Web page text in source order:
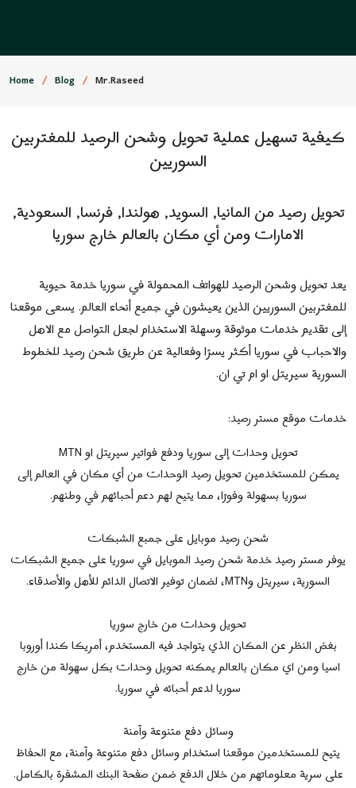
Home Blog Mr.Raseed
كيفية تسهيل عملية تحويل وشحن الرصيد للمغتربين
السوريين
تحويل رصيد من المانيا, السويد, هولندا, فرنسا, السعودية,
الامارات ومن أي مكان بالعالم خارج سوريا
يعد تحويل وشحن الرصيد للهواتف المحمولة في سوريا خدمة حيوية
للمغتربين السوريين الذين يعيشون في جميع أنحاء العالم. يسعى موقعنا
إلى تقديم خدمات موثوقة وسهلة الاستخدام لجعل التواصل مع الاهل
والاحباب في سوريا أكثر يسرًا وفعالية عن طريق شحن رصيد للخطوط
السورية سيريتل او ام تي ان.
خدمات موقع مستر رصيد:
تحويل وحدات إلى سوريا ودفع فواتير سيريتل او MTN
يمكن للمستخدمين تحويل رصيد الوحدات من أي مكان في العالم إلى
سوريا بسهولة وفورًا، مما يتيح لهم دعم أحبائهم في وطنهم.
شحن رصيد موبايل على جمبع الشبكات
يوفر مستر رصيد خدمة شحن رصيد الموبايل في سوريا على جميع الشبكات
السورية، سيريتل وMTN، لضمان توفير الاتصال الدائم للأهل والأصدقاء.
تحويل وحدات من خارج سوريا
بغض النظر عن المكان الذي يتواجد فيه المستخدم، أمريكا كندا أوروبا
اسيا ومن اي مكان بالعالم يمكنه تحويل وحدات بكل سهولة من خارج
سوريا لدعم أحبائه في سوريا.
وسائل دفع متنوعة وآمنة
يتيح للمستخدمين موقعنا استخدام وسائل دفع متنوعة وآمنة، مع الحفاظ
على سرية معلوماتهم من خلال الدفع ضمن صفحة البنك المشفرة بالكامل.